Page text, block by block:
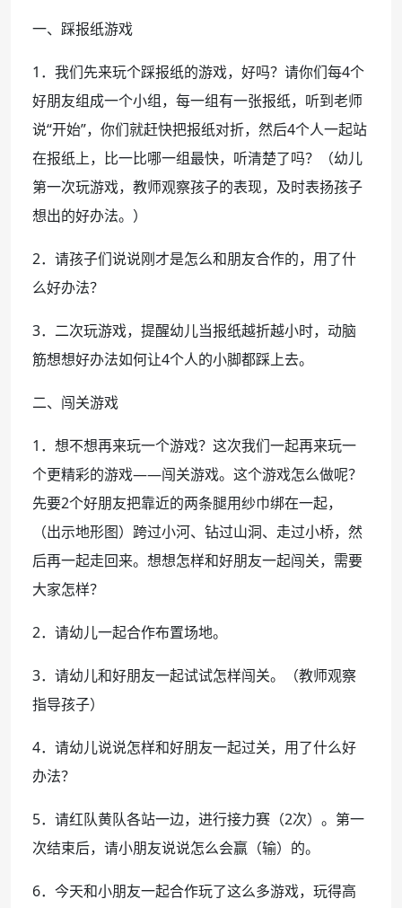
一、踩报纸游戏
1．我们先来玩个踩报纸的游戏，好吗？请你们每4个
好朋友组成一个小组，每一组有一张报纸，听到老师
说“开始”，你们就赶快把报纸对折，然后4个人一起站
在报纸上，比一比哪一组最快，听清楚了吗？（幼儿
第一次玩游戏，教师观察孩子的表现，及时表扬孩子
想出的好办法。）
2．请孩子们说说刚才是怎么和朋友合作的，用了什
么好办法？
3．二次玩游戏，提醒幼儿当报纸越折越小时，动脑
筋想想好办法如何让4个人的小脚都踩上去。
二、闯关游戏
1．想不想再来玩一个游戏？这次我们一起再来玩一
个更精彩的游戏——闯关游戏。这个游戏怎么做呢？
先要2个好朋友把靠近的两条腿用纱巾绑在一起，
（出示地形图）跨过小河、钻过山洞、走过小桥，然
后再一起走回来。想想怎样和好朋友一起闯关，需要
大家怎样？
2．请幼儿一起合作布置场地。
3．请幼儿和好朋友一起试试怎样闯关。（教师观察
指导孩子）
4．请幼儿说说怎样和好朋友一起过关，用了什么好
办法？
5．请红队黄队各站一边，进行接力赛（2次）。第一
次结束后，请小朋友说说怎么会赢（输）的。
6．今天和小朋友一起合作玩了这么多游戏，玩得高